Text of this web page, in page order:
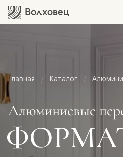
Главная Каталог
Алюминиевые